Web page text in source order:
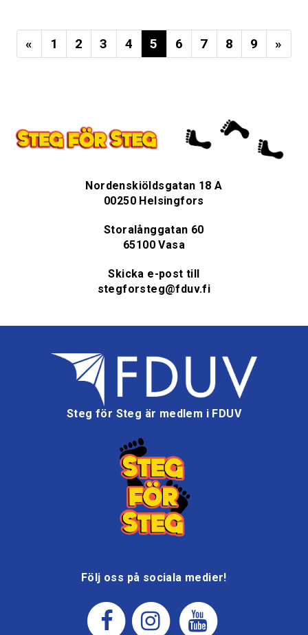
« 1 2 3 4 5 6 7 8 9 »
Nordenskiöldsgatan 18 A
00250 Helsingfors
Storalånggatan 60
65100 Vasa
Skicka e-post till
stegforsteg@fduv.fi
Steg för Steg är medlem i FDUV
Följ oss på sociala medier!